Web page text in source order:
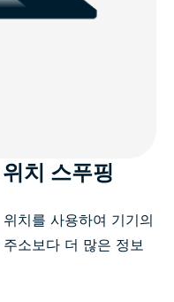
치 스푸핑
치를 사용하여 기기의
소보다 더 많은 정보